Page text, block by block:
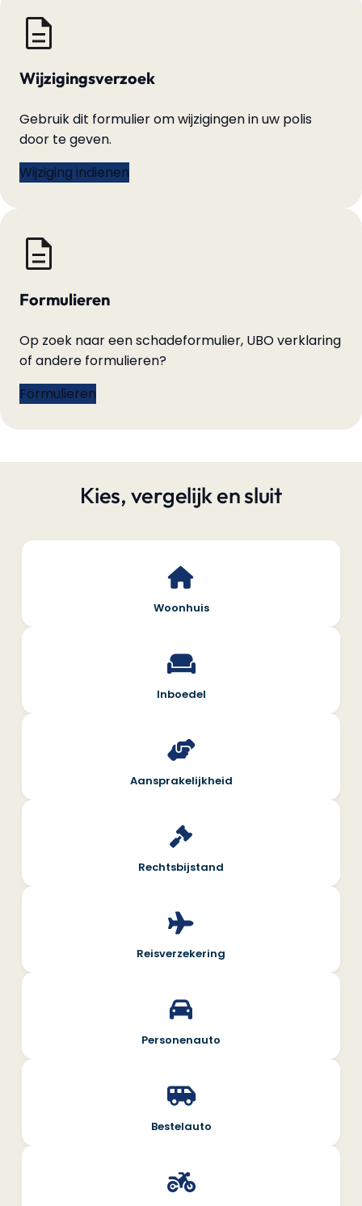
Wijzigingsverzoek
Gebruik dit formulier om wijzigingen in uw polis
door te geven.
Wijziging indienen
Formulieren
Op zoek naar een schadeformulier, UBO verklaring
of andere formulieren?
Formulieren
Kies, vergelijk en sluit
Woonhuis
Inboedel
Aansprakelijkheid
Rechtsbijstand
Reisverzekering
Personenauto
Bestelauto